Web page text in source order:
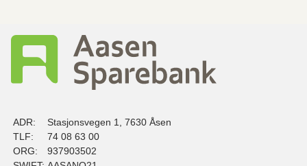
ADR:
Stasjonsvegen 1, 7630 Åsen
TLF:
74 08 63 00
ORG:
937903502